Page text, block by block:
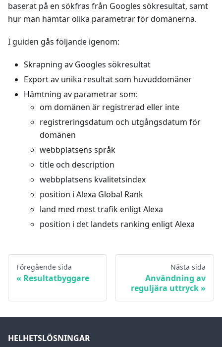
baserat på en sökfras från Googles sökresultat, samt
hur man hämtar olika parametrar för domänerna.
I guiden gås följande igenom:
Skrapning av Googles sökresultat
Export av unika resultat som huvuddomäner
Hämtning av parametrar som:
om domänen är registrerad eller inte
registreringsdatum och utgångsdatum för
domänen
webbplatsens språk
title och description
webbplatsens kvalitetsindex
position i Alexa Global Rank
land med mest trafik enligt Alexa
position i det landets ranking enligt Alexa
Föregående sida
Resultatbyggare
Nästa sida
Användning av
reguljära uttryck
HELHETSLÖSNINGAR